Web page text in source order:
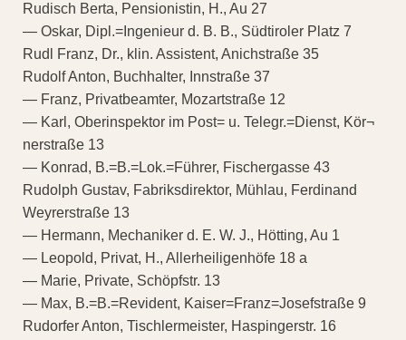
Rudisch Berta, Pensionistin, H., Au 27
— Oskar, Dipl.=Ingenieur d. B. B., Südtiroler Platz 7
Rudl Franz, Dr., klin. Assistent, Anichstraße 35
Rudolf Anton, Buchhalter, Innstraße 37
— Franz, Privatbeamter, Mozartstraße 12
— Karl, Oberinspektor im Post= u. Telegr.=Dienst, Kör¬
nerstraße 13
— Konrad, B.=B.=Lok.=Führer, Fischergasse 43
Rudolph Gustav, Fabriksdirektor, Mühlau, Ferdinand
Weyrerstraße 13
— Hermann, Mechaniker d. E. W. J., Hötting, Au 1
— Leopold, Privat, H., Allerheiligenhöfe 18 a
— Marie, Private, Schöpfstr. 13
— Max, B.=B.=Revident, Kaiser=Franz=Josefstraße 9
Rudorfer Anton, Tischlermeister, Haspingerstr. 16